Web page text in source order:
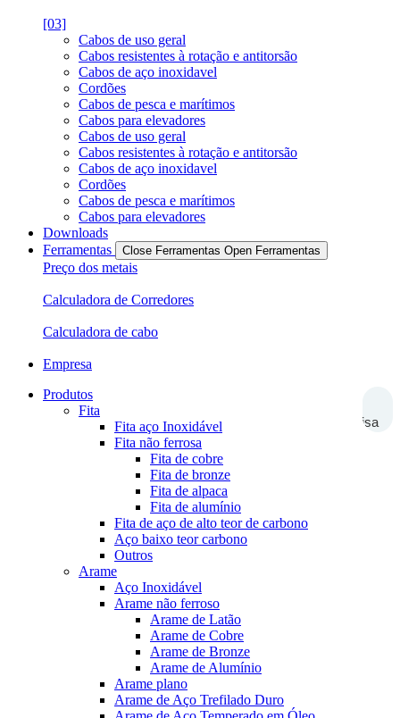
[03]
Cabos de uso geral
Cabos resistentes à rotação e antitorsão
Cabos de aço inoxidavel
Cordões
Cabos de pesca e marítimos
Cabos para elevadores
Cabos de uso geral
Cabos resistentes à rotação e antitorsão
Cabos de aço inoxidavel
Cordões
Cabos de pesca e marítimos
Cabos para elevadores
Downloads
Ferramentas
Close Ferramentas Open Ferramentas
Preço dos metais
Calculadora de Corredores
Calculadora de cabo
Empresa
Pesquisa
Produtos
Fita
Fita aço Inoxidável
Fita não ferrosa
Fita de cobre
Fita de bronze
Fita de alpaca
Fita de alumínio
Fita de aço de alto teor de carbono
Aço baixo teor carbono
Outros
Arame
Aço Inoxidável
Arame não ferroso
Arame de Latão
Arame de Cobre
Arame de Bronze
Arame de Alumínio
Arame plano
Arame de Aço Trefilado Duro